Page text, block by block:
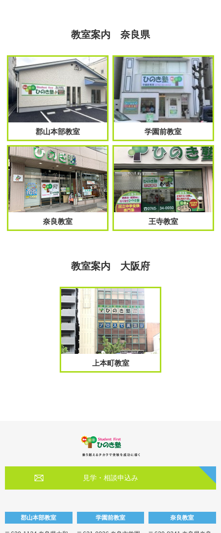
教室案内 奈良県
郡山本部教室 学園前教室
奈良教室 王寺教室
教室案内 大阪府
上本町教室
見学・相談申込み
郡山本部教室 学園前教室 奈良教室